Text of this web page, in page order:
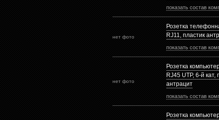
показать состав
нет фото
Розетка
RJ11, пластик
показать состав
нет фото
Розетка
RJ45 UTP, 6-й кат,
антрацит
показать состав
Розетка